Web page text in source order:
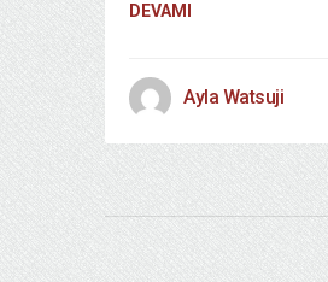
DEVAMI
Ayla Watsuji